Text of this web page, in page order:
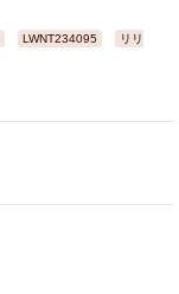
LWNT234095 リリ